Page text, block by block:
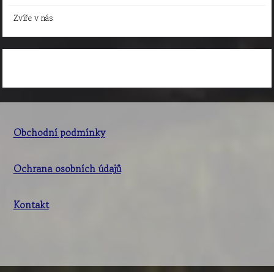
Zvíře v nás
Obchodní podmínky
Ochrana osobních údajů
Kontakt